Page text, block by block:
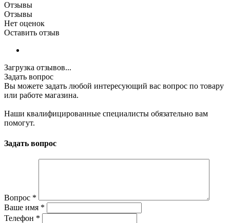
Отзывы
Отзывы
Нет оценок
Оставить отзыв
Загрузка отзывов...
Задать вопрос
Вы можете задать любой интересующий вас вопрос по товару
или работе магазина.
Наши квалифицированные специалисты обязательно вам
помогут.
Задать вопрос
Вопрос *
Ваше имя *
Телефон *